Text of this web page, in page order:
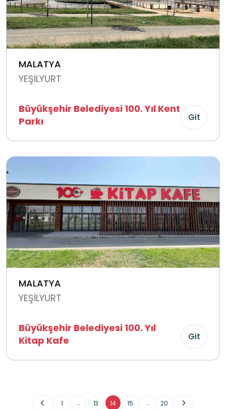
MALATYA
YEŞİLYURT
Büyükşehir Belediyesi 100. Yıl Kent
Parkı
Git
MALATYA
YEŞİLYURT
Büyükşehir Belediyesi 100. Yıl
Kitap Kafe
Git
1 ... 13 14 15 ... 20